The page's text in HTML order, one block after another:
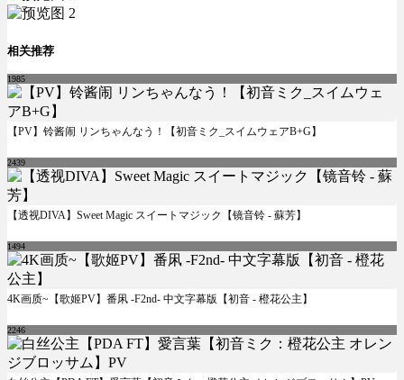
相关推荐
1985
【PV】铃酱闹 リンちゃんなう！【初音ミク_スイムウェアB+G】
2439
【透视DIVA】Sweet Magic スイートマジック【镜音铃 - 蘇芳】
1494
4K画质~【歌姬PV】番凩 -F2nd- 中文字幕版【初音 - 橙花公主】
2246